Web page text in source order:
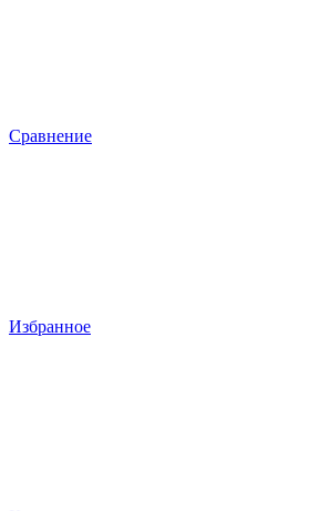
Сравнение
Избранное